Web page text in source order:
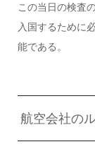
この当日の検査
入国するために
能である。
航空会社の